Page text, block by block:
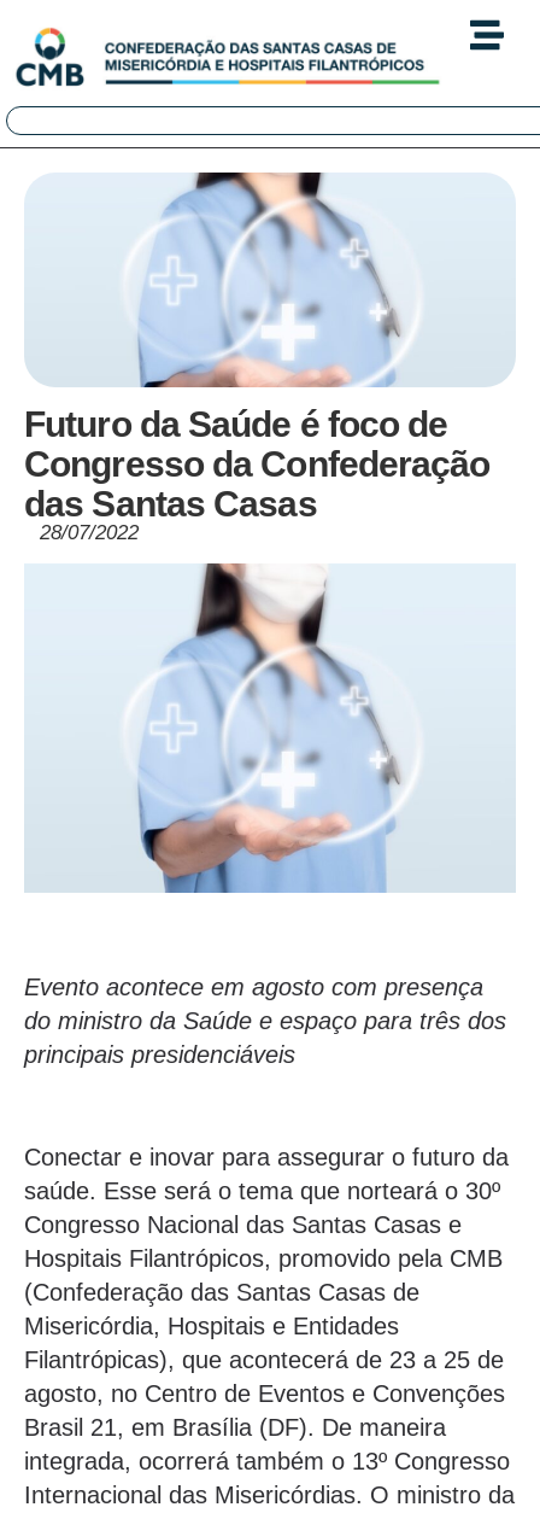
Futuro da Saúde é foco de
Congresso da Confederação
das Santas Casas
28/07/2022
Evento acontece em agosto com presença
do ministro da Saúde e espaço para três dos
principais presidenciáveis
Conectar e inovar para assegurar o futuro da
saúde. Esse será o tema que norteará o 30º
Congresso Nacional das Santas Casas e
Hospitais Filantrópicos, promovido pela CMB
(Confederação das Santas Casas de
Misericórdia, Hospitais e Entidades
Filantrópicas), que acontecerá de 23 a 25 de
agosto, no Centro de Eventos e Convenções
Brasil 21, em Brasília (DF). De maneira
integrada, ocorrerá também o 13º Congresso
Internacional das Misericórdias. O ministro da